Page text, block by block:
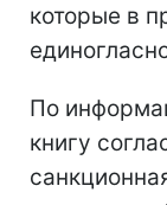
которые в
По
книгу